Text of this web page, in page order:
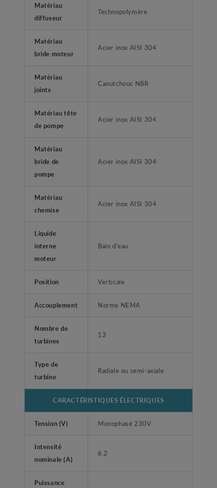
Matériau
diffuseur
Technopolymère
Matériau
bride moteur
Acier inox AISI 304
Matériau
joints
Caoutchouc NBR
Matériau tête
de pompe
Acier inox AISI 304
Matériau
bride de
pompe
Acier inox AISI 304
Matériau
chemise
Acier inox AISI 304
Liquide
interne
moteur
Bain d'eau
Position Verticale
Accouplement Norme NEMA
Nombre de
turbines
13
Type de
turbine
Radiale ou semi-axiale
CARACTÉRISTIQUES ÉLECTRIQUES
Tension (V) Monophasé 230V
Intensité
nominale (A)
6.2
Puissance